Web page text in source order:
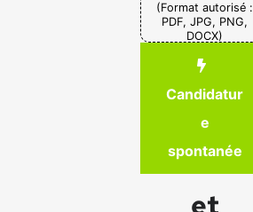
(Format autorisé :
PDF, JPG, PNG,
DOCX)
Candidatur
e
spontanée
et